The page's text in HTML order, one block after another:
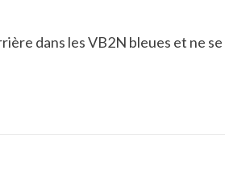
dans les VB2N bleues et ne se